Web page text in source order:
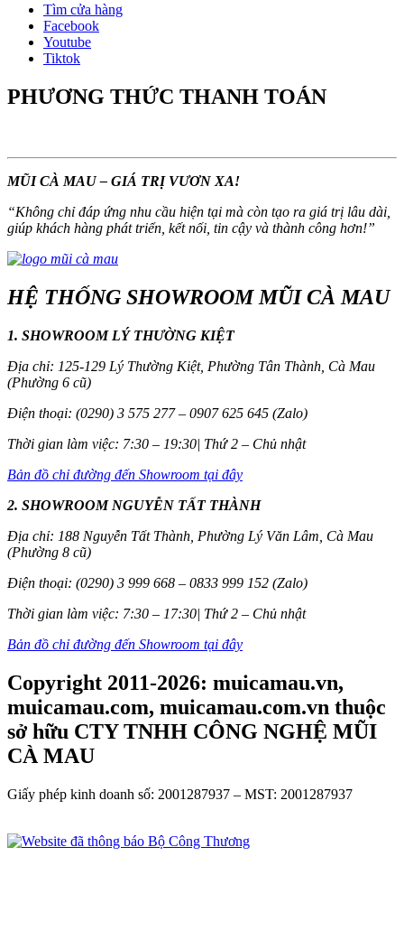
Tìm cửa hàng
Facebook
Youtube
Tiktok
PHƯƠNG THỨC THANH TOÁN
MŨI CÀ MAU – GIÁ TRỊ VƯƠN XA!
“Không chỉ đáp ứng nhu cầu hiện tại mà còn tạo ra giá trị lâu dài,
giúp khách hàng phát triển, kết nối, tin cậy và thành công hơn!”
HỆ THỐNG SHOWROOM MŨI CÀ MAU
1. SHOWROOM LÝ THƯỜNG KIỆT
Địa chỉ: 125-129 Lý Thường Kiệt, Phường Tân Thành, Cà Mau
(Phường 6 cũ)
Điện thoại: (0290) 3 575 277 – 0907 625 645 (Zalo)
Thời gian làm việc: 7:30 – 19:30| Thứ 2 – Chủ nhật
Bản đồ chỉ đường đến Showroom tại đây
2. SHOWROOM NGUYỄN TẤT THÀNH
Địa chỉ: 188 Nguyễn Tất Thành, Phường Lý Văn Lâm, Cà Mau
(Phường 8 cũ)
Điện thoại: (0290) 3 999 668 – 0833 999 152 (Zalo)
Thời gian làm việc: 7:30 – 17:30| Thứ 2 – Chủ nhật
Bản đồ chỉ đường đến Showroom tại đây
Copyright 2011-2026: muicamau.vn,
muicamau.com, muicamau.com.vn thuộc
sở hữu CTY TNHH CÔNG NGHỆ MŨI
CÀ MAU
Giấy phép kinh doanh số: 2001287937 – MST: 2001287937